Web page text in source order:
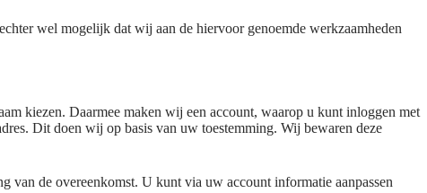
wel mogelijk dat wij aan de hiervoor genoemde werkzaamheden
kiezen. Daarmee maken wij een account, waarop u kunt inloggen met
Dit doen wij op basis van uw toestemming. Wij bewaren deze
van de overeenkomst. U kunt via uw account informatie aanpassen